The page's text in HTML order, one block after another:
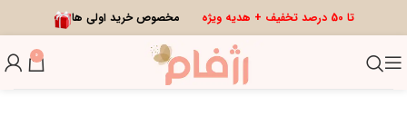
تا 50 درصد تخفیف + هدیه ویژه مخصوص خرید اولی ها
0